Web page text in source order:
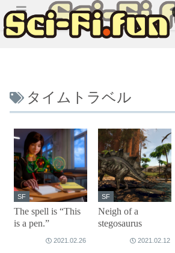
タイムトラベル
SF
The spell is “This
is a pen.”
2021.02.26
SF
Neigh of a
stegosaurus
2021.02.12
メニュー